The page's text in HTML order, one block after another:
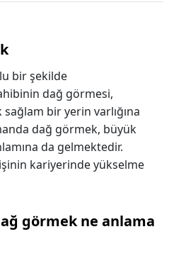
bir şekilde
dağ görmesi,
bir yerin varlığına
dağ görmek, büyük
da gelmektedir.
kariyerinde yükselme
görmek ne anlama